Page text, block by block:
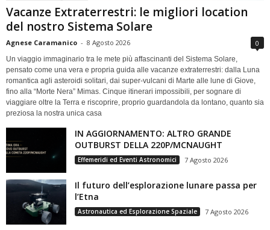
Vacanze Extraterrestri: le migliori location
del nostro Sistema Solare
Agnese Caramanico - 8 Agosto 2026 0
Un viaggio immaginario tra le mete più affascinanti del Sistema Solare,
pensato come una vera e propria guida alle vacanze extraterrestri: dalla Luna
romantica agli asteroidi solitari, dai super-vulcani di Marte alle lune di Giove,
fino alla “Morte Nera” Mimas. Cinque itinerari impossibili, per sognare di
viaggiare oltre la Terra e riscoprire, proprio guardandola da lontano, quanto sia
preziosa la nostra unica casa
IN AGGIORNAMENTO: ALTRO GRANDE
OUTBURST DELLA 220P/MCNAUGHT
Effemeridi ed Eventi Astronomici 7 Agosto 2026
Il futuro dell’esplorazione lunare passa per
l’Etna
Astronautica ed Esplorazione Spaziale 7 Agosto 2026